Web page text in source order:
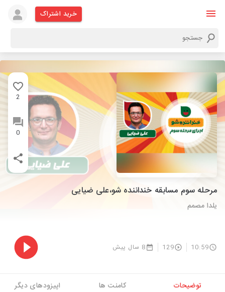
خرید اشتراک
2
0
مرحله سوم مسابقه خنداننده شو،علی ضیایی
یلدا مصمم
10:59
129 8 سال پیش
توضیحات کامنت ها اپیزودهای دیگر